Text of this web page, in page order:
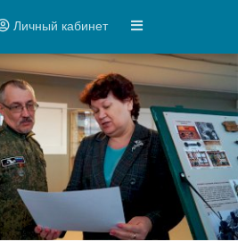
Личный кабинет